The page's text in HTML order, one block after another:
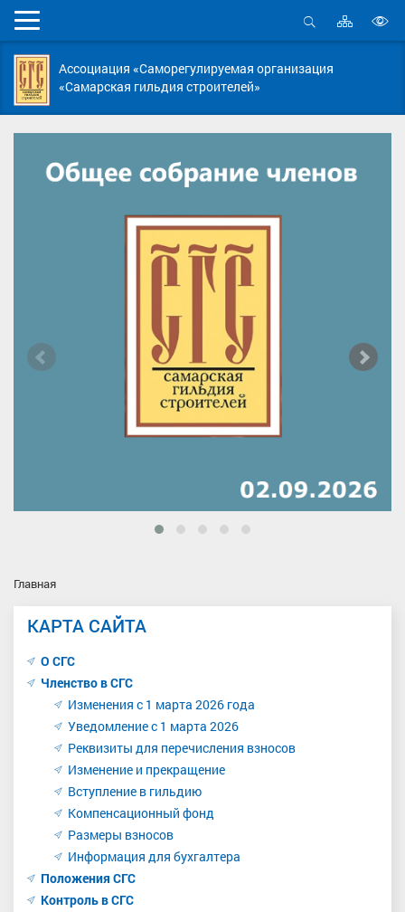
Мобильное
меню
Открыть
Карта
сайта
Ассоциация «Саморегулируемая организация
«Самарская гильдия строителей»
Главная
КАРТА САЙТА
О СГС
Членство в СГС
Изменения с 1 марта 2026 года
Уведомление с 1 марта 2026
Реквизиты для перечисления взносов
Изменение и прекращение
Вступление в гильдию
Компенсационный фонд
Размеры взносов
Информация для бухгалтера
Положения СГС
Контроль в СГС